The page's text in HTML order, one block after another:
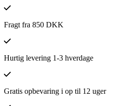
Fragt fra 850 DKK
Hurtig levering 1-3 hverdage
Gratis opbevaring i op til 12 uger